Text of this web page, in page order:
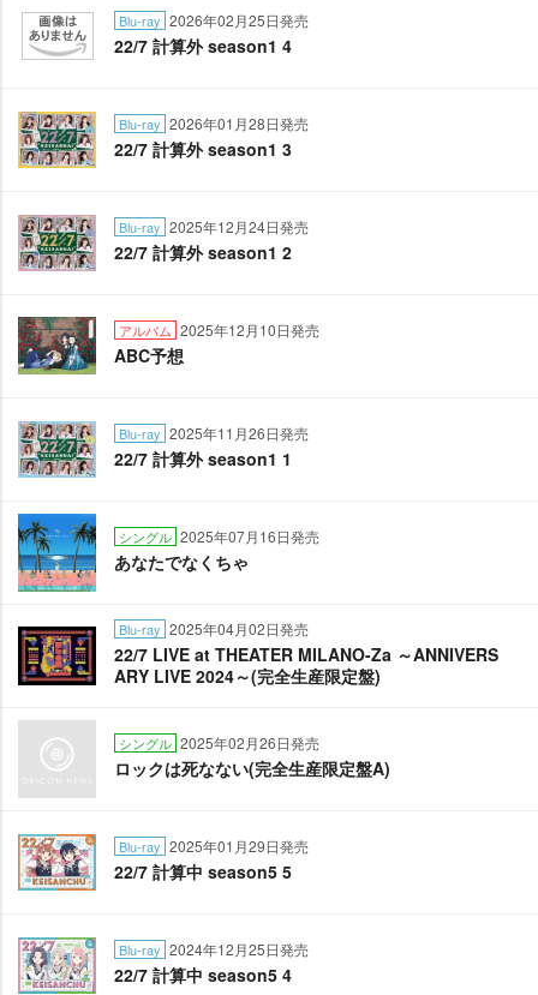
Blu-ray 2026年02月25日発売
22/7 計算外 season1 4
Blu-ray 2026年01月28日発売
22/7 計算外 season1 3
Blu-ray 2025年12月24日発売
22/7 計算外 season1 2
アルバム 2025年12月10日発売
ABC予想
Blu-ray 2025年11月26日発売
22/7 計算外 season1 1
シングル 2025年07月16日発売
あなたでなくちゃ
Blu-ray 2025年04月02日発売
22/7 LIVE at THEATER MILANO-Za ～ANNIVERS
ARY LIVE 2024～(完全生産限定盤)
シングル 2025年02月26日発売
ロックは死なない(完全生産限定盤A)
Blu-ray 2025年01月29日発売
22/7 計算中 season5 5
Blu-ray 2024年12月25日発売
22/7 計算中 season5 4